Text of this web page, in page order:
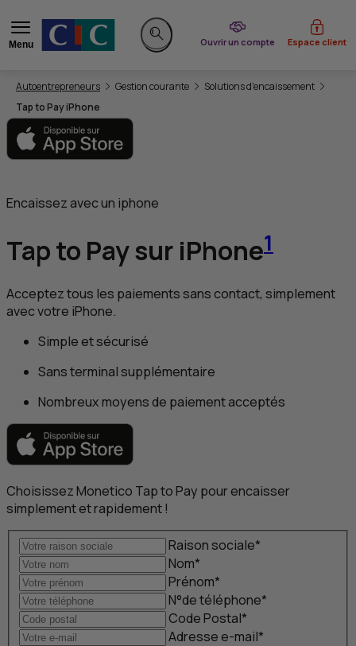
Menu
Rechercher sur le site
Ouvrir un compte
du CIC Espace client
Vous êtes ici:
Autoentrepreneurs Gestion courante
Solutions d'encaissement
Tap to Pay iPhone
Encaissez avec un iphone
Tap to Paysur iPhone1
Acceptez tous les paiements sans contact, simplement
avec votre iPhone.
Simple et sécurisé
Sans terminal supplémentaire
Nombreux moyens de paiement acceptés
Choisissez Monetico Tap to Pay pour encaisser
simplement et rapidement !
Raison sociale*
Nom*
Prénom*
N°de téléphone*
Code Postal*
Adresse e-mail*